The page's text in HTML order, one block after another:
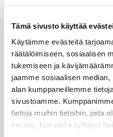
Tämä sivusto käyttää
Käytämme evästeitä
räätälöimiseen, sosiaalisen
tukemiseen ja
jaamme sosiaalisen
alan kumppaneillemme
sivustoamme.
tietoja muihin tietoihin, joita
kerätty, kun olet käyttänyt